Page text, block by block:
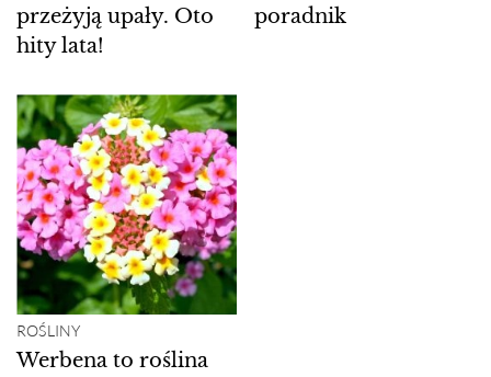
przeżyją upały. Oto
hity lata!
poradnik
ROŚLINY
Werbena to roślina